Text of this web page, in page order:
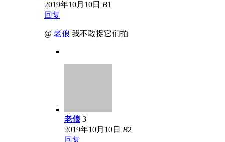
2019年10月10日 B1
回复
@ 老俍 我不敢捉它们拍
老俍 3
2019年10月10日 B2